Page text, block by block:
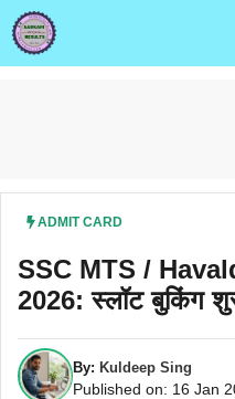
Skip
to
content
ADMIT CARD
SSC MTS /
2026: स्लॉट बुकिंग
By: Kuldeep Sing
Published on: 16 Jan